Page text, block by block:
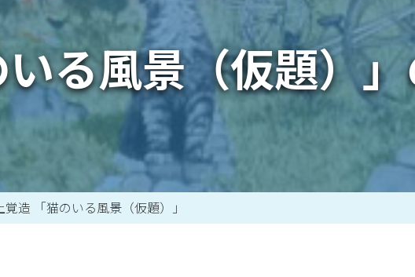
よくあるご質問 ブログ
instagram
現代アート買取 掛軸買取
茶道具買取 陶磁器
彫刻・ブロンズ買取 美術品・
工芸品買取 ジュエリ
出張買取（無料） 店舗での
業者間オークション出品代行 催事買取
大阪店 名古屋店
当社の特徴 求人情報
る風景（仮題）
覚造 「猫のいる風景（仮題）」